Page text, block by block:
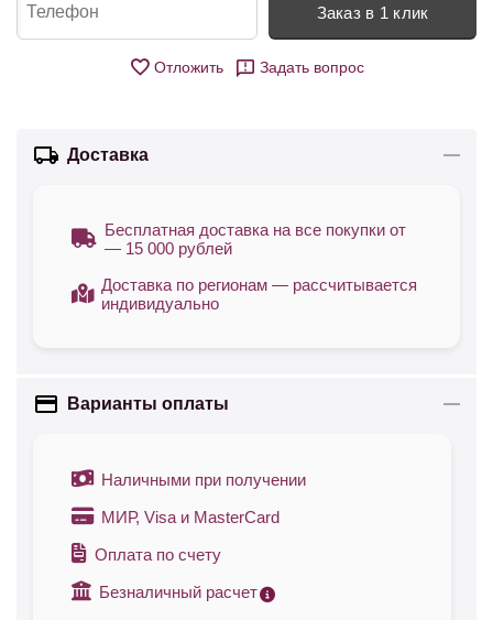
Заказ в 1 клик
Отложить Задать вопрос
Доставка
Бесплатная доставка на все покупки от
— 15 000 рублей
Доставка по регионам — рассчитывается
индивидуально
Варианты оплаты
Наличными при получении
МИР, Visa и MasterCard
Оплата по счету
Безналичный расчет